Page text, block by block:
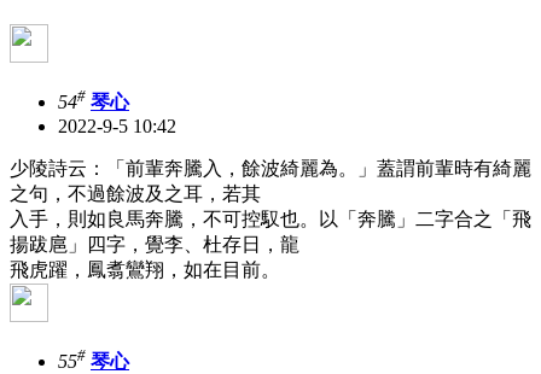
54# 琴心
2022-9-5 10:42
少陵詩云：「前輩奔騰入，餘波綺麗為。」蓋謂前輩時有綺麗
之句，不過餘波及之耳，若其
入手，則如良馬奔騰，不可控馭也。以「奔騰」二字合之「飛
揚跋扈」四字，覺李、杜存日，龍
飛虎躍，鳳翥鸞翔，如在目前。
55# 琴心